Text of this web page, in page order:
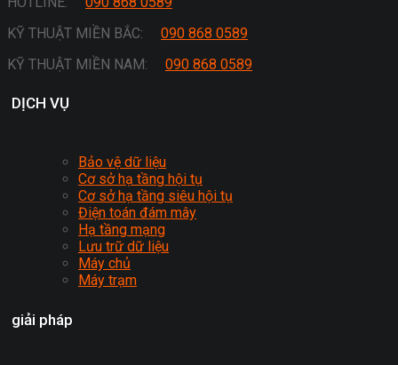
KỸ THUẬT MIỀN BẮC: 090 868 0589
KỸ THUẬT MIỀN NAM: 090 868 0589
DỊCH VỤ
Bảo vệ dữ liệu
Cơ sở hạ tầng hội tụ
Cơ sở hạ tầng siêu hội tụ
Điện toán đám mây
Hạ tầng mạng
Lưu trữ dữ liệu
Máy chủ
Máy trạm
giải pháp